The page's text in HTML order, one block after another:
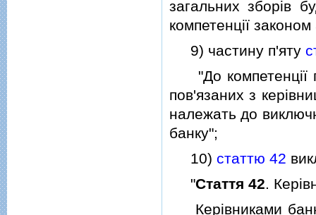
загальних зборiв
компетенцiї
9) частину п'яту
"До компетенцiї
пов'язаних з
належать до
банку";
10) статтю 42
"Стаття 42.
Керiвниками